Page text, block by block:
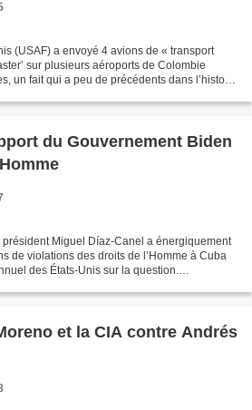
(USAF) a envoyé 4 avions de « transport
sur plusieurs aéroports de Colombie
un fait qui a peu de précédents dans l’histoire
du Gouvernement Biden
Miguel Díaz-Canel a énergiquement
de violations des droits de l’Homme à Cuba
des États-Unis sur la question.
et la CIA contre Andrés